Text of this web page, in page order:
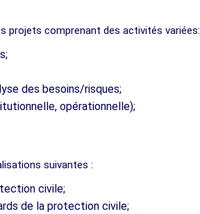
projets comprenant des activités variées:
des besoins/risques;
opérationnelle);
suivantes :
civile;
de la protection civile;